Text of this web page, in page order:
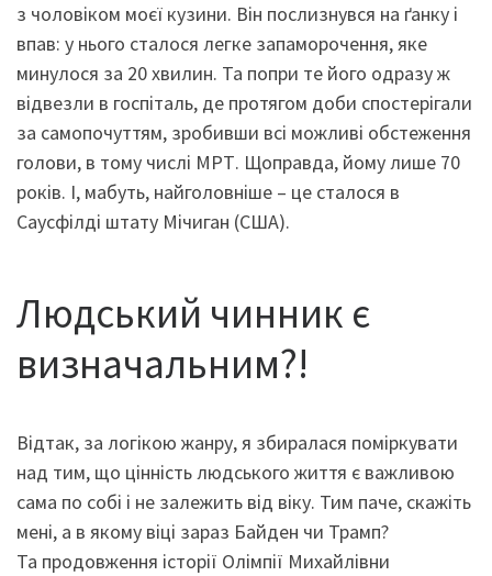
з чоловіком моєї кузини. Він послизнувся на ґанку і
впав: у нього сталося легке запаморочення, яке
минулося за 20 хвилин. Та попри те його одразу ж
відвезли в госпіталь, де протягом доби спостерігали
за самопочуттям, зробивши всі можливі обстеження
голови, в тому числі МРТ. Щоправда, йому лише 70
років. І, мабуть, найголовніше – це сталося в
Саусфілді штату Мічиган (США).
Людський чинник є
визначальним?!
Відтак, за логікою жанру, я збиралася поміркувати
над тим, що цінність людського життя є важливою
сама по собі і не залежить від віку. Тим паче, скажіть
мені, а в якому віці зараз Байден чи Трамп?
Та продовження історії Олімпії Михайлівни